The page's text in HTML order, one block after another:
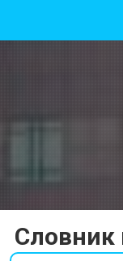
Словник